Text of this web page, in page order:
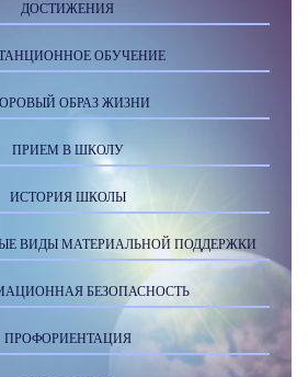
ДОСТИЖЕНИЯ
ОБУЧЕНИЕ
ОБРАЗ ЖИЗНИ
ПРИЕМ В ШКОЛУ
ИСТОРИЯ ШКОЛЫ
ВИДЫ МАТЕРИАЛЬНОЙ ПОДДЕРЖКИ
БЕЗОПАСНОСТЬ
ПРОФОРИЕНТАЦИЯ